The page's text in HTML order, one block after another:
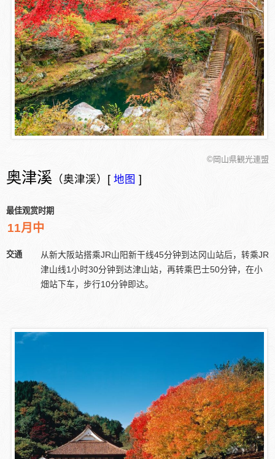
©岡山県観光連盟
奥津溪 （奥津渓）[ 地图 ]
最佳观赏时期
11月中
交通
从新大阪站搭乘JR山阳新干线45分钟到达冈山站后，转乘JR
津山线1小时30分钟到达津山站，再转乘巴士50分钟，在小
畑站下车，步行10分钟即达。